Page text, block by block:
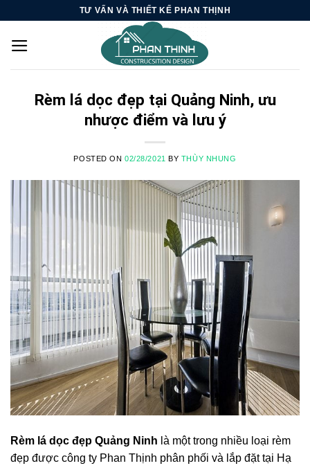
content
TƯ VẤN VÀ THIẾT KẾ PHAN THỊNH
Rèm lá dọc đẹp tại Quảng Ninh, ưu
nhược điểm và lưu ý
POSTED ON02/28/2021 BY THÙY NHUNG
Rèm lá dọc đẹp Quảng Ninh là một trong nhiều loại rèm
đẹp được công ty Phan Thịnh phân phối và lắp đặt tại Hạ